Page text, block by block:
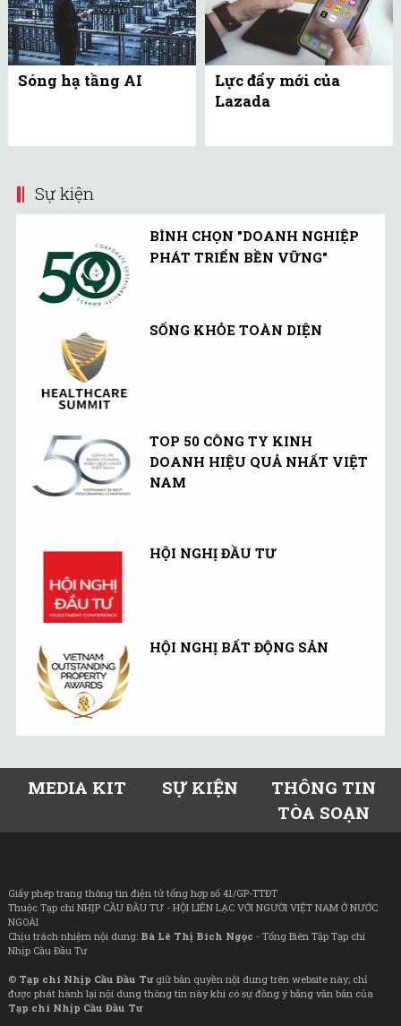
Sóng hạ tầng AI
Lực đẩy mới của
Lazada
Sự kiện
BÌNH CHỌN "DOANH NGHIỆP
PHÁT TRIỂN BỀN VỮNG"
SỐNG KHỎE TOÀN DIỆN
TOP 50 CÔNG TY KINH
DOANH HIỆU QUẢ NHẤT VIỆT
NAM
HỘI NGHỊ ĐẦU TƯ
HỘI NGHỊ BẤT ĐỘNG SẢN
MEDIA KIT SỰ KIỆN
THÔNG TIN
TÒA SOẠN
Giấy phép trang thông tin điện tử tổng hợp số 41/GP-TTĐT
Thuộc Tạp chí NHỊP CẦU ĐẦU TƯ - HỘI LIÊN LẠC VỚI NGƯỜI VIỆT NAM Ở NƯỚC
NGOÀI
Chịu trách nhiệm nội dung: Bà Lê Thị Bích Ngọc - Tổng Biên Tập Tạp chí
Nhịp Cầu Đầu Tư
© Tạp chí Nhịp Cầu Đầu Tưgiữ bản quyền nội dung trên website này; chỉ
được phát hành lại nội dung thông tin này khi có sự đồng ý bằng văn bản của
Tạp chí Nhịp Cầu Đầu Tư